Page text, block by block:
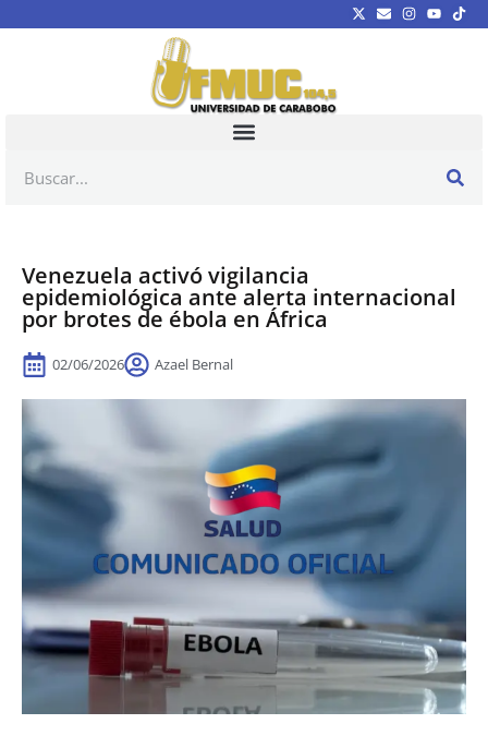
Venezuela activó vigilancia
epidemiológica ante alerta internacional
por brotes de ébola en África
02/06/2026 Azael Bernal